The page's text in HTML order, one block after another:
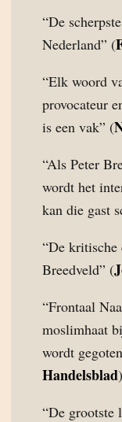
“De
Nederland” (
“Elk woord
provocateur
is een vak” (
“Als Peter
wordt het
kan die gast
“De kritische
Breedveld” (
“Frontaal
moslimhaat
wordt
Handelsblad)
“De grootste